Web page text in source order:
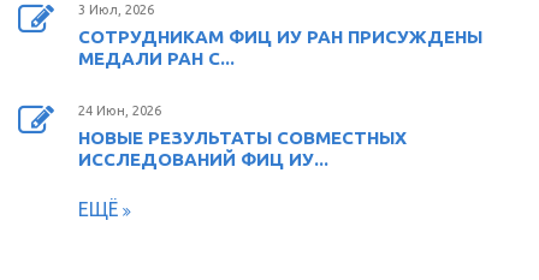
3 Июл, 2026
СОТРУДНИКАМ ФИЦ ИУ РАН ПРИСУЖДЕНЫ
МЕДАЛИ РАН С...
24 Июн, 2026
НОВЫЕ РЕЗУЛЬТАТЫ СОВМЕСТНЫХ
ИССЛЕДОВАНИЙ ФИЦ ИУ...
ЕЩЁ